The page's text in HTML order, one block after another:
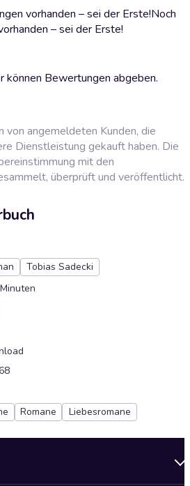
vorhanden – sei der Erste!Noch
– sei der Erste!
können Bewertungen abgeben.
von angemeldeten Kunden, die
Dienstleistung gekauft haben. Die
mit den
überprüft und veröffentlicht.
Tobias Sadecki
Romane Liebesromane